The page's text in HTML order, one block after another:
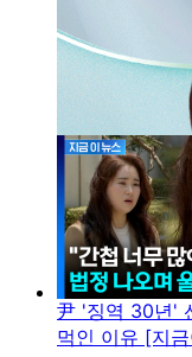
尹 '징역 30년'
먹인 이유 [지